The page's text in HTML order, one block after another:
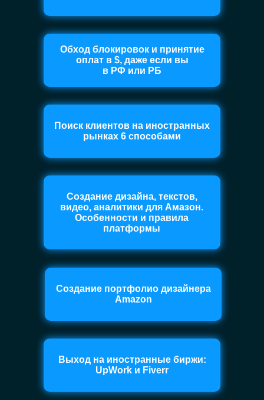
Обход блокировок и принятие
оплат в $, даже если вы
в РФ или РБ
Создание портфолио дизайнера
Amazon
Выход на иностранные биржи:
UpWork и Fiverr
Создание дизайна, текстов,
видео, аналитики для Амазон.
Особенности и правила
платформы
Поиск клиентов на иностранных
рынках 6 способами